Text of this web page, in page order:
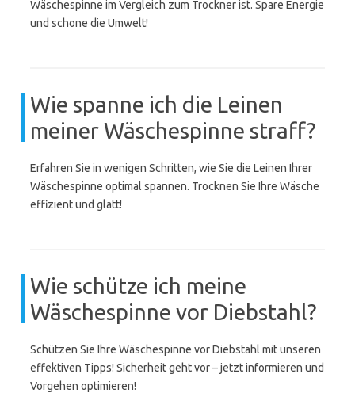
Wäschespinne im Vergleich zum Trockner ist. Spare Energie
und schone die Umwelt!
Wie spanne ich die Leinen
meiner Wäschespinne straff?
Erfahren Sie in wenigen Schritten, wie Sie die Leinen Ihrer
Wäschespinne optimal spannen. Trocknen Sie Ihre Wäsche
effizient und glatt!
Wie schütze ich meine
Wäschespinne vor Diebstahl?
Schützen Sie Ihre Wäschespinne vor Diebstahl mit unseren
effektiven Tipps! Sicherheit geht vor – jetzt informieren und
Vorgehen optimieren!